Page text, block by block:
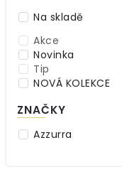
Abecedně
Na skladě
Akce
Novinka
Tip
NOVÁ KOLEKCE
ZNAČKY
Azzurra